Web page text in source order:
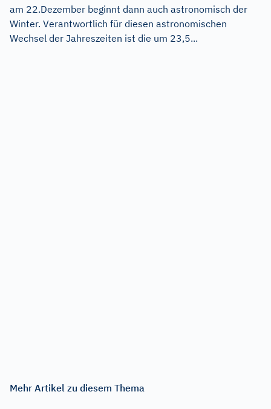
am 22.Dezember beginnt dann auch astronomisch der
Winter. Verantwortlich für diesen astronomischen
Wechsel der Jahreszeiten ist die um 23,5...
Mehr Artikel zu diesem Thema